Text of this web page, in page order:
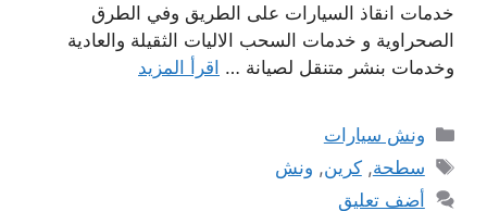
خدمات انقاذ السيارات على الطريق وفي الطرق
الصحراوية و خدمات السحب الاليات الثقيلة والعادية
وخدمات بنشر متنقل لصيانة … اقرأ المزيد
التصنيفات
ونش سيارات
الوسوم
سطحة,كرين, ونش
أضف تعليق